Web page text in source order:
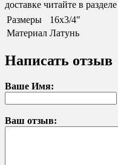
доставке читайте в
Размеры
16х3/4"
Материал Латунь
Написать отзыв
Ваше Имя:
Ваш отзыв: